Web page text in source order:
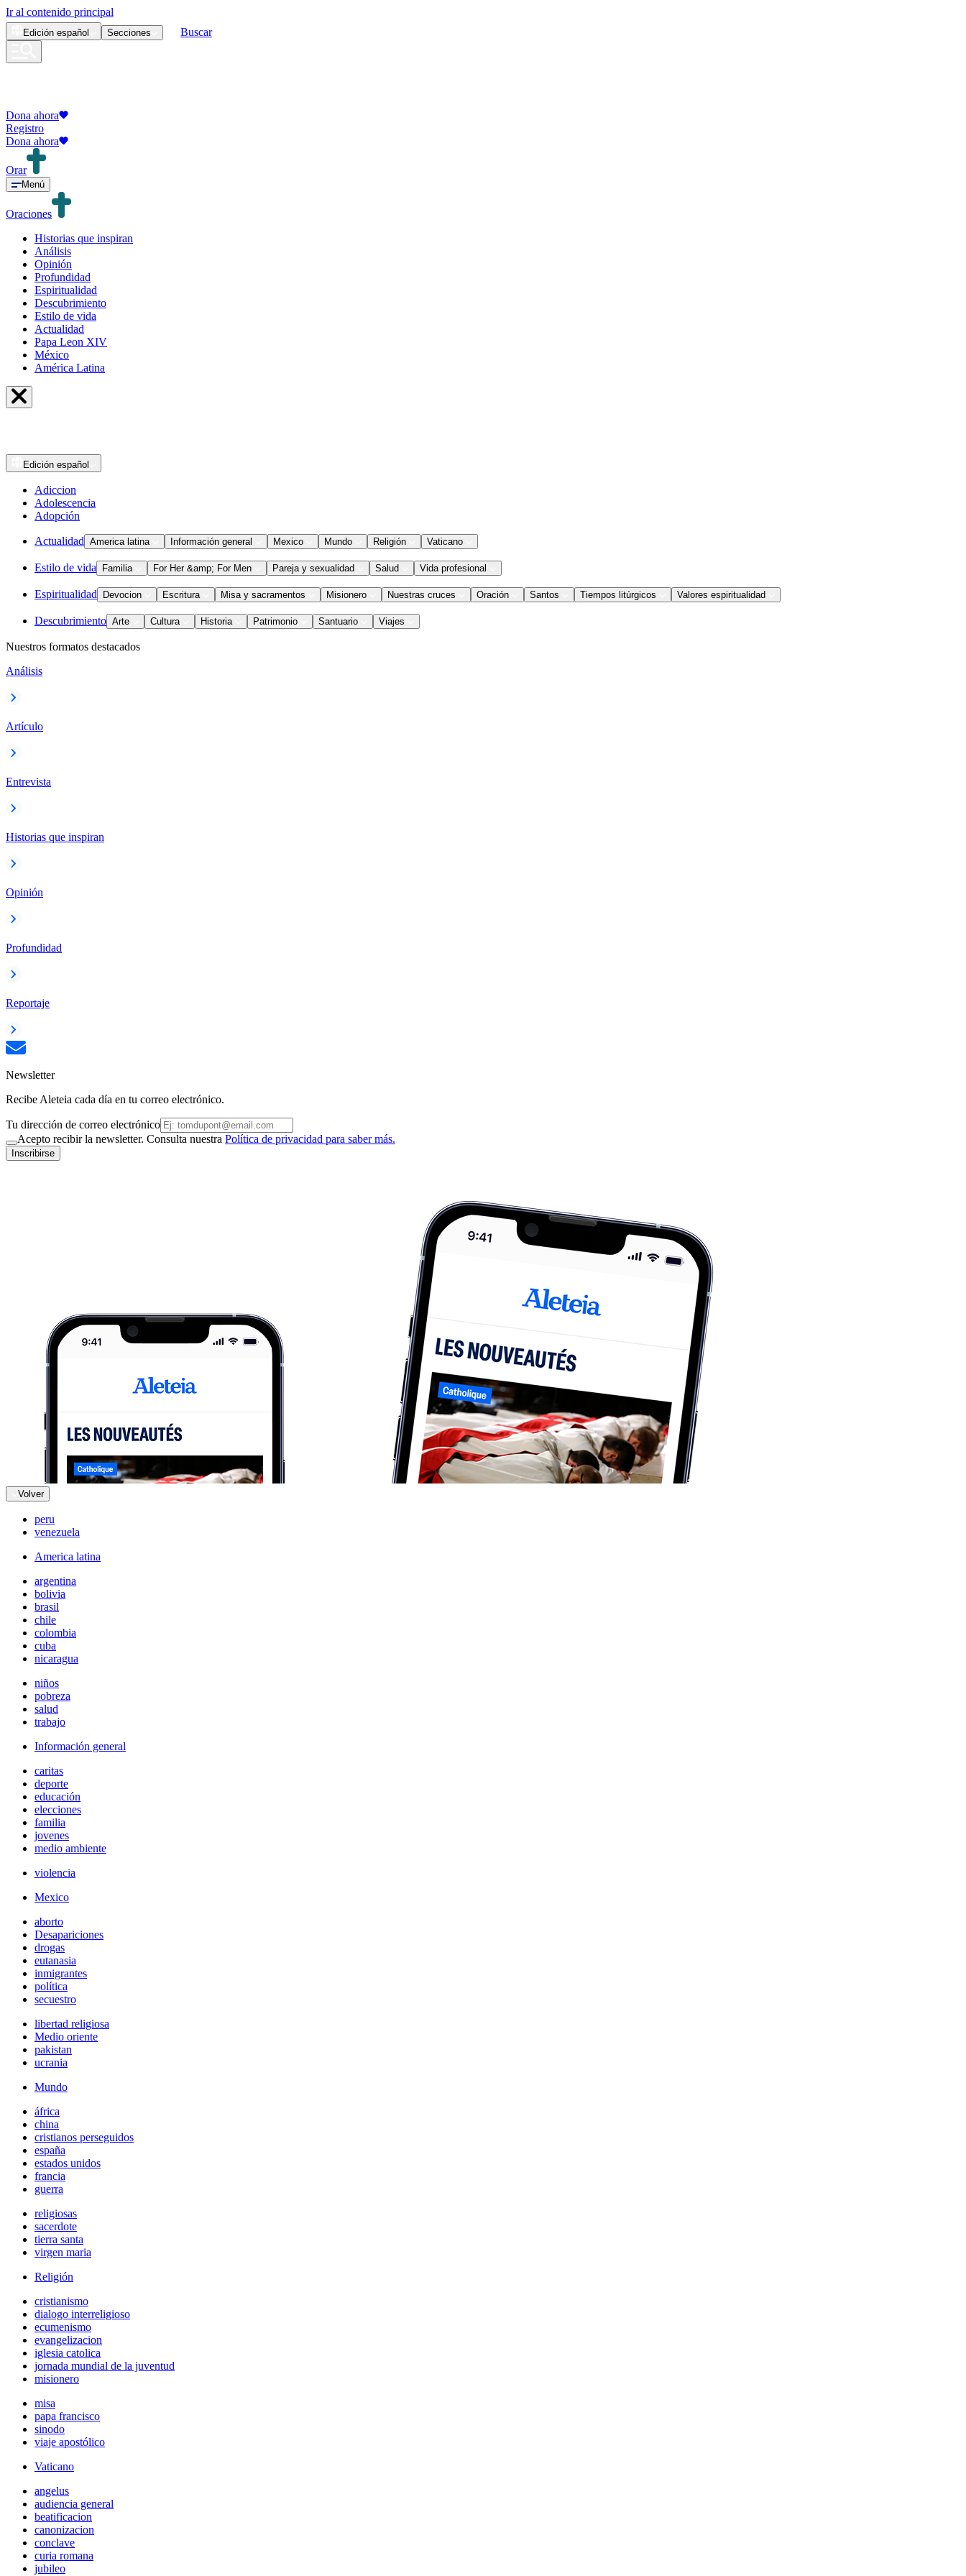
Ir al contenido principal
Edición español Secciones Buscar
Dona ahora
Registro
Dona ahora
Orar
Menú
Oraciones
Historias que inspiran
Análisis
Opinión
Profundidad
Espiritualidad
Descubrimiento
Estilo de vida
Actualidad
Papa Leon XIV
México
América Latina
Edición español
Adiccion
Adolescencia
Adopción
Actualidad America latina Información general Mexico Mundo Religión Vaticano
Estilo de vida Familia For Her &amp; For Men Pareja y sexualidad Salud Vida profesional
Espiritualidad Devocion Escritura Misa y sacramentos Misionero Nuestras cruces Oración Santos Tiempos litúrgicos Valores espiritualidad
Descubrimiento Arte Cultura Historia Patrimonio Santuario Viajes
Nuestros formatos destacados
Análisis
Artículo
Entrevista
Historias que inspiran
Opinión
Profundidad
Reportaje
Newsletter
Recibe Aleteia cada día en tu correo electrónico.
Tu dirección de correo electrónico
Acepto recibir la newsletter. Consulta nuestra Política de privacidad para saber más.
Inscribirse
Volver
peru
venezuela
America latina
argentina
bolivia
brasil
chile
colombia
cuba
nicaragua
niños
pobreza
salud
trabajo
Información general
caritas
deporte
educación
elecciones
familia
jovenes
medio ambiente
violencia
Mexico
aborto
Desapariciones
drogas
eutanasia
inmigrantes
política
secuestro
libertad religiosa
Medio oriente
pakistan
ucrania
Mundo
áfrica
china
cristianos perseguidos
españa
estados unidos
francia
guerra
religiosas
sacerdote
tierra santa
virgen maria
Religión
cristianismo
dialogo interreligioso
ecumenismo
evangelizacion
iglesia catolica
jornada mundial de la juventud
misionero
misa
papa francisco
sinodo
viaje apostólico
Vaticano
angelus
audiencia general
beatificacion
canonizacion
conclave
curia romana
jubileo